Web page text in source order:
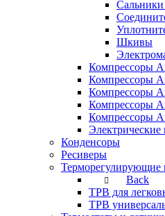
Сальники
Шкивы
Компрессоры
Компрессоры
Компрессоры
Компрессоры
Компрессоры
Электрические
Конденсоры
Ресиверы
Терморегулирующие
Back
ТРВ для
ТРВ